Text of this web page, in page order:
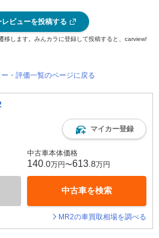
ビューを投稿する
します。みんカラに登録して投稿すると、carview!
・評価一覧のページに戻る
マイカー登録
中古車本体価格
140 .0万円〜613 .8万円
中古車を検索
MR2の車買取相場を調べる